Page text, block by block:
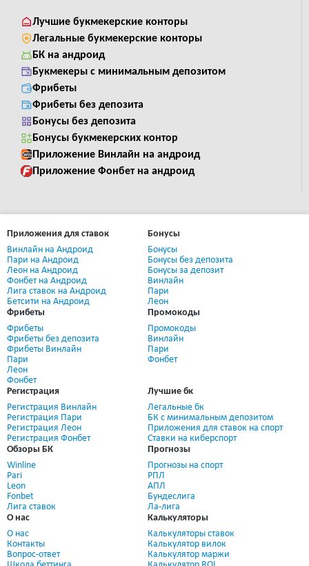
Лучшие букмекерские конторы
Легальные букмекерские конторы
БК на андроид
Букмекеры с минимальным депозитом
Фрибеты
Фрибеты без депозита
Бонусы без депозита
Бонусы букмекерских контор
Приложение Винлайн на андроид
Приложение Фонбет на андроид
Приложения для ставок
Винлайн на Андроид
Пари на Андроид
Леон на Андроид
Фонбет на Андроид
Лига ставок на Андроид
Бетсити на Андроид
Бонусы
Бонусы
Бонусы без депозита
Бонусы за депозит
Винлайн
Пари
Леон
Фрибеты
Фрибеты
Фрибеты без депозита
Фрибеты Винлайн
Пари
Леон
Фонбет
Промокоды
Промокоды
Винлайн
Пари
Фонбет
Регистрация
Регистрация Винлайн
Регистрация Пари
Регистрация Леон
Регистрация Фонбет
Лучшие бк
Легальные бк
БК с минимальным депозитом
Приложения для ставок на спорт
Ставки на киберспорт
Обзоры БК
Winline
Pari
Leon
Fonbet
Лига ставок
Прогнозы
Прогнозы на спорт
РПЛ
АПЛ
Бундеслига
Ла-лига
О нас
О нас
Контакты
Вопрос-ответ
Калькуляторы
Калькуляторы ставок
Калькулятор вилок
Калькулятор маржи